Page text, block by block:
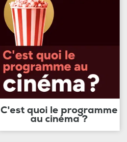
C'est quoi le programme
au cinéma ?